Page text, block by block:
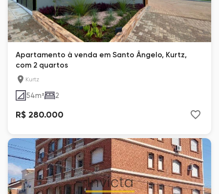
Apartamento à venda em Santo Ângelo, Kurtz,
com 2 quartos
Kurtz
54m² 2
R$ 280.000